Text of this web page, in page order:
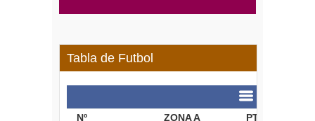
Tabla de Futbol